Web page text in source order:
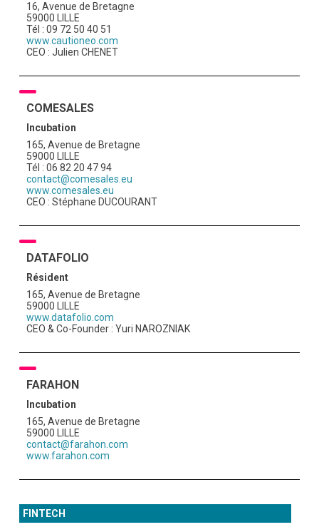
16, Avenue de Bretagne
59000 LILLE
Tél : 09 72 50 40 51
www.cautioneo.com
CEO : Julien CHENET
COMESALES
Incubation
165, Avenue de Bretagne
59000 LILLE
Tél : 06 82 20 47 94
contact@comesales.eu
www.comesales.eu
CEO : Stéphane DUCOURANT
DATAFOLIO
Résident
165, Avenue de Bretagne
59000 LILLE
www.datafolio.com
CEO & Co-Founder : Yuri NAROZNIAK
FARAHON
Incubation
165, Avenue de Bretagne
59000 LILLE
contact@farahon.com
www.farahon.com
FINTECH